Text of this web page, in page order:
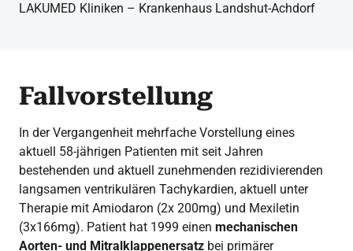
LAKUMED Kliniken – Krankenhaus Landshut-Achdorf
Fallvorstellung
In der Vergangenheit mehrfache Vorstellung eines
aktuell 58-jährigen Patienten mit seit Jahren
bestehenden und aktuell zunehmenden rezidivierenden
langsamen ventrikulären Tachykardien, aktuell unter
Therapie mit Amiodaron (2x 200mg) und Mexiletin
(3x166mg). Patient hat 1999 einen mechanischen
Aorten- und Mitralklappenersatz bei primärer